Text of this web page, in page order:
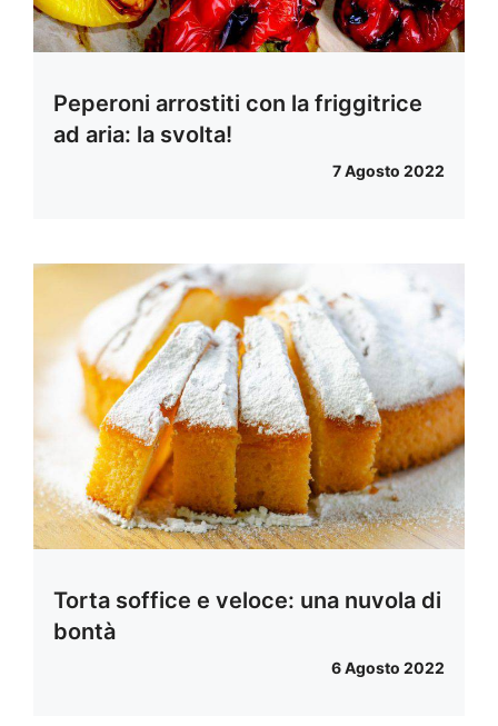
Peperoni arrostiti con la friggitrice
ad aria: la svolta!
7 Agosto 2022
Torta soffice e veloce: una nuvola di
bontà
6 Agosto 2022